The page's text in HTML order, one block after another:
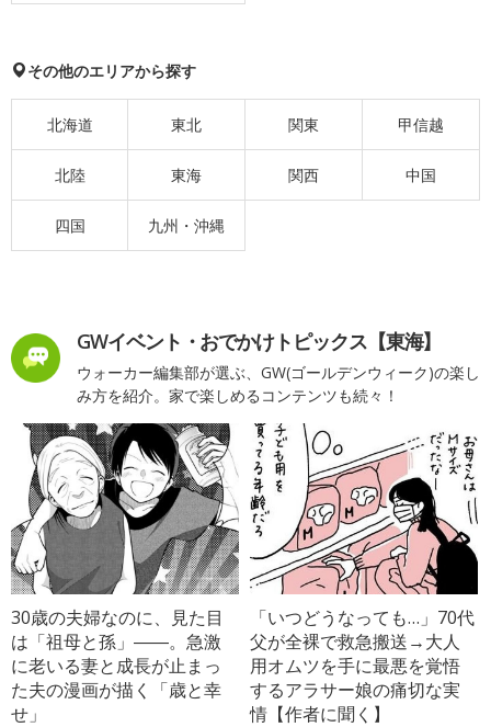
その他のエリアから探す
北海道 東北 関東 甲信越
北陸 東海 関西 中国
四国 九州・沖縄
GWイベント・おでかけトピックス【東海】
ウォーカー編集部が選ぶ、GW(ゴールデンウィーク)の楽し
み方を紹介。家で楽しめるコンテンツも続々！
30歳の夫婦なのに、見た目
は「祖母と孫」――。急激
に老いる妻と成長が止まっ
た夫の漫画が描く「歳と幸
せ」
「いつどうなっても…」70代
父が全裸で救急搬送→大人
用オムツを手に最悪を覚悟
するアラサー娘の痛切な実
情【作者に聞く】